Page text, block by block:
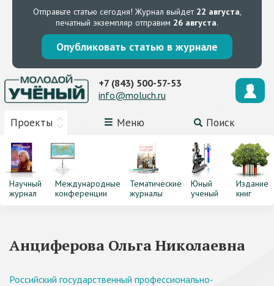
Отправьте статью сегодня! Журнал выйдет 22 августа,
печатный экземпляр отправим 26 августа.
Опубликовать статью в журнале
Проекты Меню Поиск
+7 (843) 500-57-53
info@moluch.ru
Научный
журнал
Международные
конференции
Тематические
журналы
Юный
ученый
Издание
книг
Анциферова Ольга Николаевна
Российский государственный профессионально-